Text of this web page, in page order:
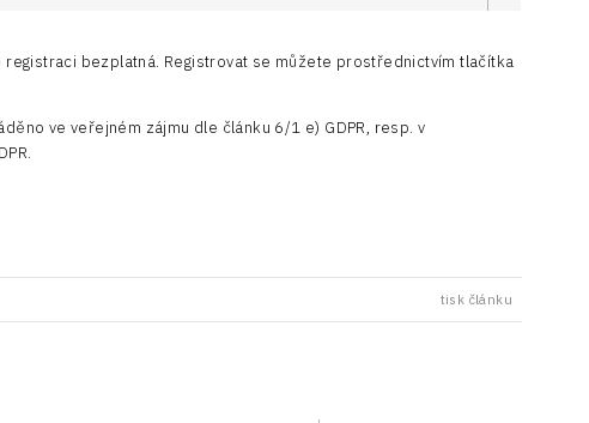
registraci bezplatná. Registrovat se můžete prostřednictvím tlačítka
ve veřejném zájmu dle článku 6/1 e) GDPR, resp. v
tisk článku